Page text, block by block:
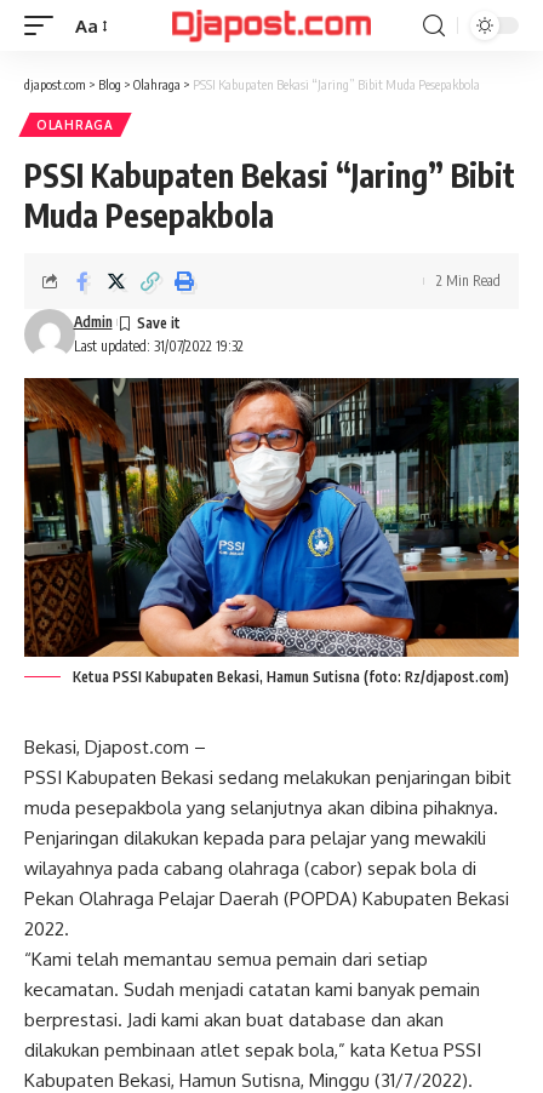
Font
Aa
djapost.com > Blog > Olahraga > PSSI Kabupaten Bekasi “Jaring” Bibit Muda Pesepakbola
OLAHRAGA
PSSI Kabupaten Bekasi “Jaring” Bibit
Muda Pesepakbola
Last updated: 31/07/2022 19:32
Admin
2 Min Read
Ketua PSSI Kabupaten Bekasi, Hamun Sutisna (foto: Rz/djapost.com)
Bekasi, Djapost.com –
PSSI Kabupaten Bekasi sedang melakukan penjaringan bibit
muda pesepakbola yang selanjutnya akan dibina pihaknya.
Penjaringan dilakukan kepada para pelajar yang mewakili
wilayahnya pada cabang olahraga (cabor) sepak bola di
Pekan Olahraga Pelajar Daerah (POPDA) Kabupaten Bekasi
2022.
“Kami telah memantau semua pemain dari setiap
kecamatan. Sudah menjadi catatan kami banyak pemain
berprestasi. Jadi kami akan buat database dan akan
dilakukan pembinaan atlet sepak bola,” kata Ketua PSSI
Kabupaten Bekasi, Hamun Sutisna, Minggu (31/7/2022).